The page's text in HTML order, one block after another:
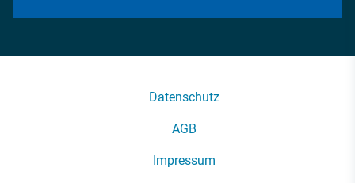
Datenschutz
AGB
Impressum